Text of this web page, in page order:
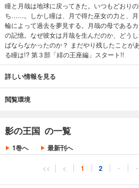
瞳と月哉は地球に戻ってきた。いつもどおり
ち……。しかし瞳は、月で得た巫女の力と、
輪によって過去を夢見する。月哉の母である
の記憶。なぜ彼女は月哉を生んだのか、どう
ばならなかったのか？ まだやり残したこと
る瞳は!? 第３部「緋の王座編」スタート!!
詳しい情報を見る
閲覧環境
影の王国 の一覧
1巻へ 最新刊へ
<< < 1 2 ・ ・